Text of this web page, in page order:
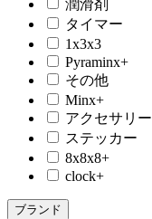
潤滑剤
タイマー
1x3x3
Pyraminx+
その他
Minx+
アクセサリー
ステッカー
8x8x8+
clock+
ブランド